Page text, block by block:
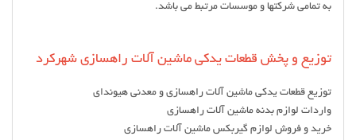
به تمامی شرکتها و موسسات مرتبط می باشد.
توزیع و پخش قطعات یدکی ماشین آلات راهسازی شهرکرد
توزیع قطعات یدکی ماشین آلات راهسازی و معدنی هیوندای
واردات لوازم بدنه ماشین آلات راهسازی
خرید و فروش لوازم گیربکس ماشین آلات راهسازی